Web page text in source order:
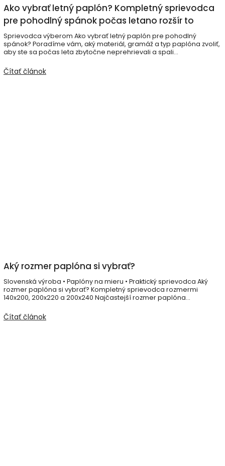
Ako vybrať letný paplón? Kompletný sprievodca
pre pohodlný spánok počas letano rozšír to
Sprievodca výberom Ako vybrať letný paplón pre pohodlný
spánok? Poradíme vám, aký materiál, gramáž a typ paplóna zvoliť,
aby ste sa počas leta zbytočne neprehrievali a spali...
Čítať článok
Aký rozmer paplóna si vybrať?
Slovenská výroba • Paplóny na mieru • Praktický sprievodca Aký
rozmer paplóna si vybrať? Kompletný sprievodca rozmermi
140x200, 200x220 a 200x240 Najčastejší rozmer paplóna...
Čítať článok